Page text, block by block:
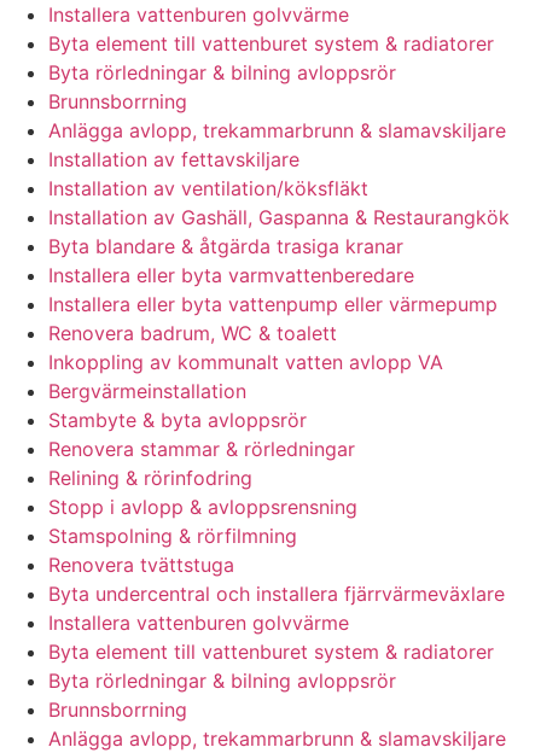
Installera vattenburen golvvärme
Byta element till vattenburet system & radiatorer
Byta rörledningar & bilning avloppsrör
Brunnsborrning
Anlägga avlopp, trekammarbrunn & slamavskiljare
Installation av fettavskiljare
Installation av ventilation/köksfläkt
Installation av Gashäll, Gaspanna & Restaurangkök
Byta blandare & åtgärda trasiga kranar
Installera eller byta varmvattenberedare
Installera eller byta vattenpump eller värmepump
Renovera badrum, WC & toalett
Inkoppling av kommunalt vatten avlopp VA
Bergvärmeinstallation
Stambyte & byta avloppsrör
Renovera stammar & rörledningar
Relining & rörinfodring
Stopp i avlopp & avloppsrensning
Stamspolning & rörfilmning
Renovera tvättstuga
Byta undercentral och installera fjärrvärmeväxlare
Installera vattenburen golvvärme
Byta element till vattenburet system & radiatorer
Byta rörledningar & bilning avloppsrör
Brunnsborrning
Anlägga avlopp, trekammarbrunn & slamavskiljare